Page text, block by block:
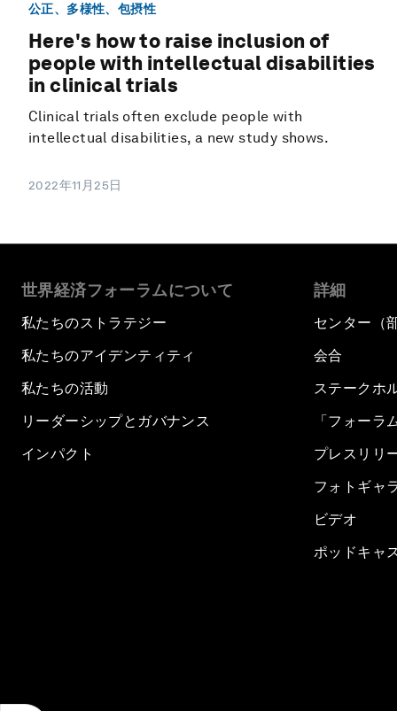
公正、多様性、包摂性
Here's how to raise inclusion of
people with intellectual disabilities
in clinical trials
Clinical trials often exclude people with
intellectual disabilities, a new study shows.
2022年11月25日
世界経済フォーラムについて
私たちのストラテジー
私たちのアイデンティティ
私たちの活動
リーダーシップとガバナンス
インパクト
詳細
センター（
会合
ステークホ
「フォーラ
プレスリリ
フォトギャ
ビデオ
ポッドキャ